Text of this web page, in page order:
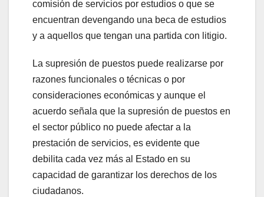
comisión de servicios por estudios o que se
encuentran devengando una beca de estudios
y a aquellos que tengan una partida con litigio.
La supresión de puestos puede realizarse por
razones funcionales o técnicas o por
consideraciones económicas y aunque el
acuerdo señala que la supresión de puestos en
el sector público no puede afectar a la
prestación de servicios, es evidente que
debilita cada vez más al Estado en su
capacidad de garantizar los derechos de los
ciudadanos.